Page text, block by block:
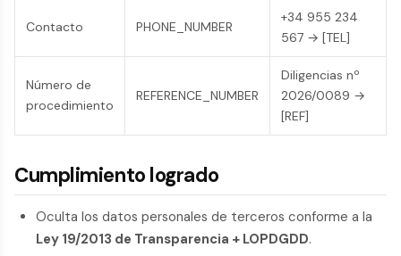
Contacto PHONE_NUMBER
+34 955 234
567 → [TEL]
Número de
procedimiento
REFERENCE_NUMBER
Diligencias nº
2026/0089 →
[REF]
Cumplimiento logrado
Oculta los datos personales de terceros conforme a la
Ley 19/2013 de Transparencia + LOPDGDD.